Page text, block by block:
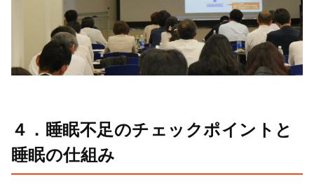
４．睡眠不足のチェックポイントと
睡眠の仕組み